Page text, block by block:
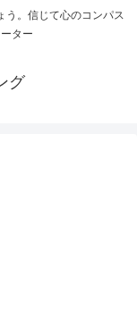
う。信じて心のコンパス
ター
グ